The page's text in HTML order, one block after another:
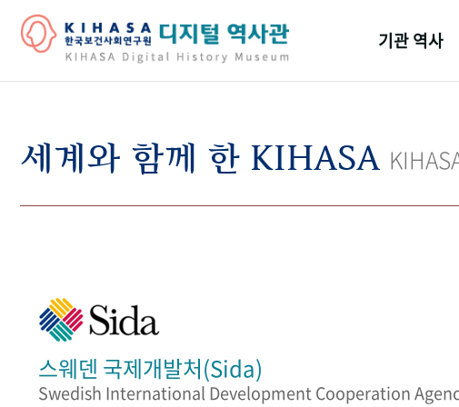
기관 역사
세계와 함께 한 KIHASA
스웨덴 국제개발처(Sida)
Swedish International Development Cooperation